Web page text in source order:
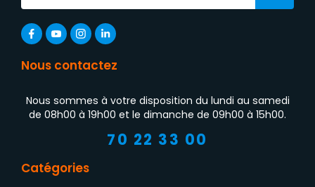
Nous contactez
Nous sommes à votre disposition du lundi au samedi
de 08h00 à 19h00 et le dimanche de 09h00 à 15h00.
70 22 33 00
Catégories